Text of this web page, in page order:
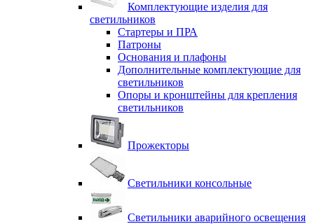
Комплектующие изделия для
светильников
Стартеры и ПРА
Патроны
Основания и плафоны
Дополнительные комплектующие для
светильников
Опоры и кронштейны для крепления
светильников
Прожекторы
Светильники консольные
Светильники аварийного освещения